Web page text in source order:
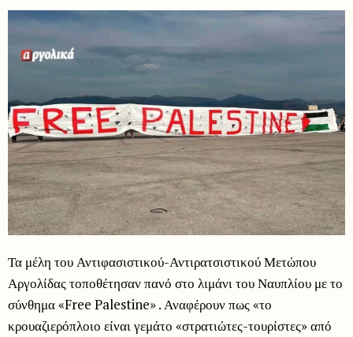
Τα μέλη του Αντιφασιστικού-Αντιρατσιστικού Μετώπου
Αργολίδας τοποθέτησαν πανό στο λιμάνι του Ναυπλίου με το
σύνθημα «Free Palestine» . Αναφέρουν πως «το
κρουαζιερόπλοιο είναι γεμάτο «στρατιώτες-τουρίστες» από